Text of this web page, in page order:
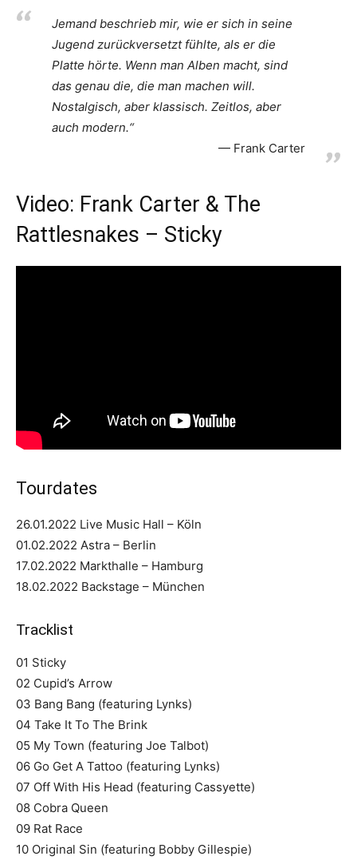
Jemand beschrieb mir, wie er sich in seine
Jugend zurückversetzt fühlte, als er die
Platte hörte. Wenn man Alben macht, sind
das genau die, die man machen will.
Nostalgisch, aber klassisch. Zeitlos, aber
auch modern.“
Frank Carter
Video: Frank Carter & The
Rattlesnakes – Sticky
Tourdates
26.01.2022 Live Music Hall – Köln
01.02.2022 Astra – Berlin
17.02.2022 Markthalle – Hamburg
18.02.2022 Backstage – München
Tracklist
01 Sticky
02 Cupid’s Arrow
03 Bang Bang (featuring Lynks)
04 Take It To The Brink
05 My Town (featuring Joe Talbot)
06 Go Get A Tattoo (featuring Lynks)
07 Off With His Head (featuring Cassyette)
08 Cobra Queen
09 Rat Race
10 Original Sin (featuring Bobby Gillespie)